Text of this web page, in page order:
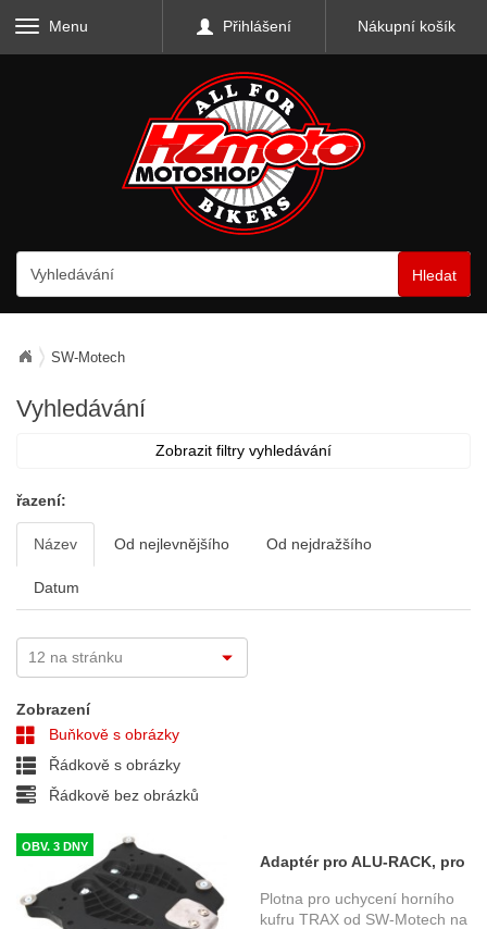
Menu Přihlášení Nákupní košík
Hledat
SW-Motech
Vyhledávání
Zobrazit filtry vyhledávání
řazení:
Název Od nejlevnějšího Od nejdražšího
Datum
Zobrazení
Buňkově s obrázky
Řádkově s obrázky
Řádkově bez obrázků
OBV. 3 DNY
Adaptér pro ALU-RACK, pro
horní kufry TRAX
Plotna pro uchycení horního
kufru TRAX od SW-Motech na